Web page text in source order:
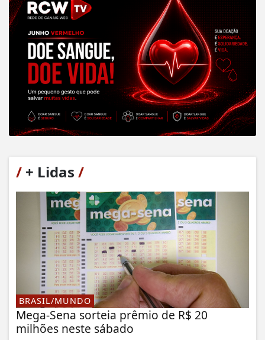
/ + Lidas /
BRASIL/MUNDO
Mega-Sena sorteia prêmio de R$ 20
milhões neste sábado